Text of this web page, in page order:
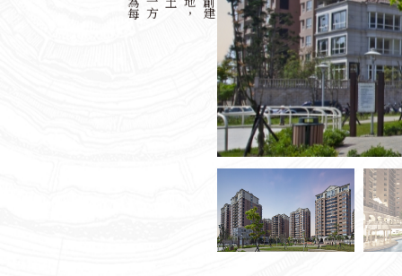
為
每
一
方
土地
，
創
建
最
美
城
市
印 記 以
都
市
計
畫
專
業
眼
光
，
規
劃
營
造
高
質
感
建